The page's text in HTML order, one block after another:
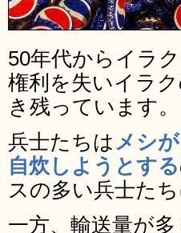
50年代からイラ
権利を失いイラ
き残っています。
兵士たちは メシ
自炊しようとする
スの多い兵士た
一方、輸送量が